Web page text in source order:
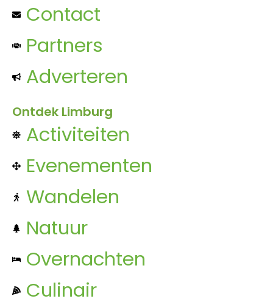
Contact
Partners
Adverteren
Ontdek Limburg
Activiteiten
Evenementen
Wandelen
Natuur
Overnachten
Culinair